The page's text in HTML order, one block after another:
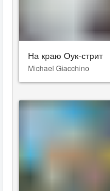
На краю Оук-стрит
Michael Giacchino